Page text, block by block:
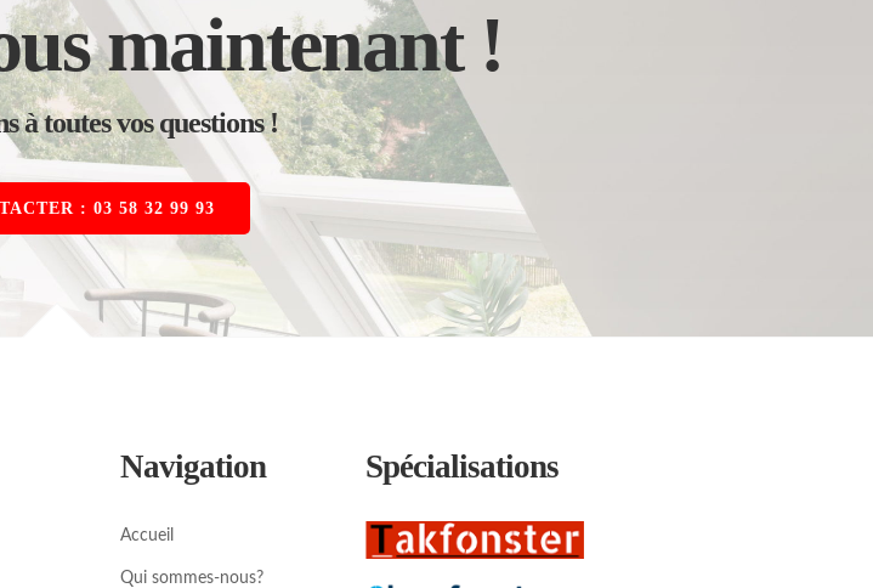
maintenant !
à toutes vos questions !
: 03 58 32 99 93
Navigation
Accueil
Qui sommes-nous?
Spécialisations